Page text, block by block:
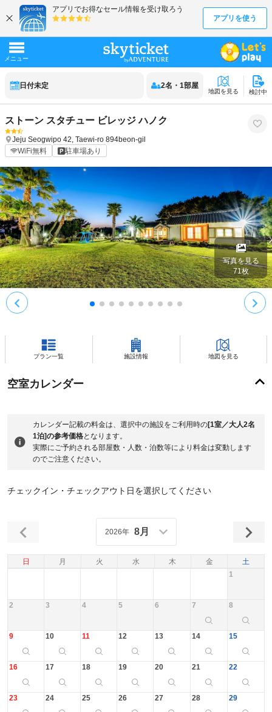
日付未定 2名 ・ 1部屋
地図を見る 検討中
ストーン スタチュー ビレッジ ハノク
Jeju Seogwipo 42, Taewi-ro 894beon-gil
WiFi無料
駐車場あり
写真を見る
71枚
プラン一覧 施設情報 地図を見る
空室カレンダー
カレンダー記載の料金は、選択中の施設をご利用時の[1室／大人2名
1泊]の参考価格となります。
実際にご予約される部屋数・人数・泊数等により料金は変動します
のでご注意ください。
チェックイン・チェックアウト日を選択してください
日 月 火 水 木 金 土
2026年 8月
1
2 3 4 5 6 7 8
9 10 11 12 13 14 15
16 17 18 19 20 21 22
23 24 25 26 27 28 29